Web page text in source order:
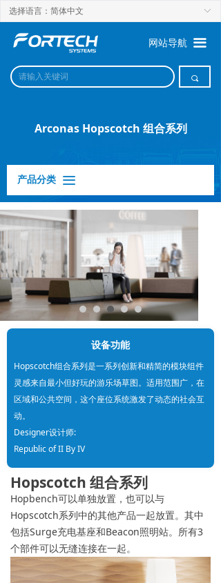
끠
끀
网站导航
ꀅ
选择语言：简体中文
Arconas Hopscotch 组合系列
产品分类 끀
Hopscotch组合系列是一系列创新和精简的模块组件
灵感来自最小但好玩的游乐场草图。适用范围广，在
区域和公共空间，这个座位系统激发了动态的社会互
动。
Designer设计师:
Republic of II By IV
设备功能
Hopscotch 组合系列
Hopbench可以单独放置，也可以与
Hopscotch系列中的其他产品一起放置。其中
包括Surge充电基座和Beacon照明站。所有3
个部件可以无缝连接在一起。